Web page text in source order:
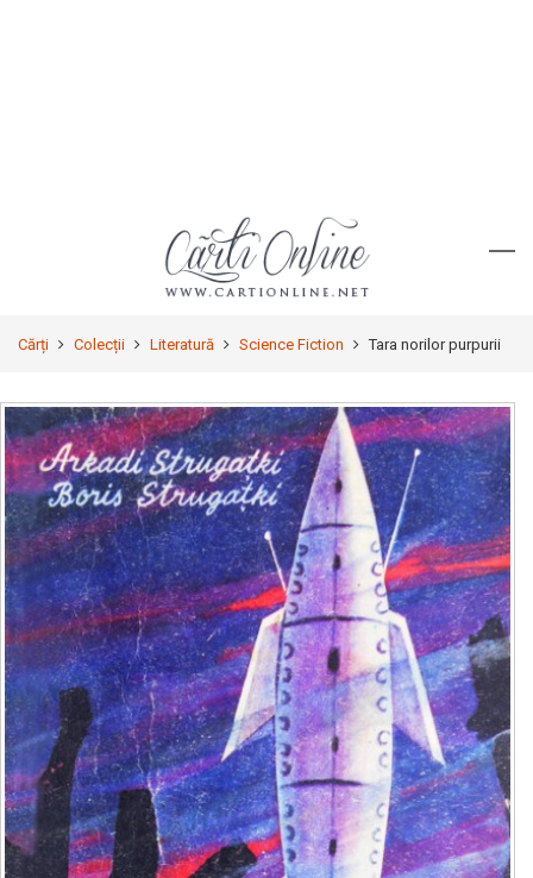
Cărți Colecții Literatură Science Fiction Tara norilor purpurii